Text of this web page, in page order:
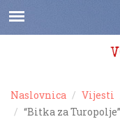
Naslovnica Vijesti
“Bitka za